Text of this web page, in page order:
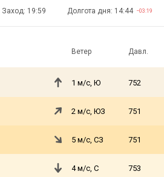
Заход: 19:59 Долгота дня: 14:44 −03:19
Ветер Давл.
1 м/с, Ю 752
2 м/с, ЮЗ 751
5 м/с, СЗ 751
4 м/с, С 753